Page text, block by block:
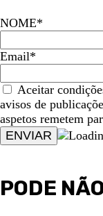
NOME*
Email*
Aceitar
avisos de
aspetos remetem
PODE